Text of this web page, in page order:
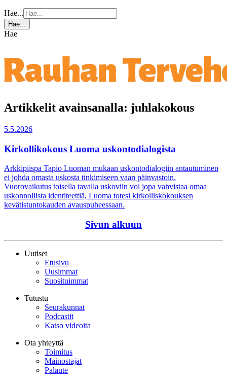
Hae...
Hae...
Hae
Artikkelit avainsanalla: juhlakokous
5.5.2026
Kirkollikokous Luoma uskontodialogista
Arkkipiispa Tapio Luoman mukaan uskontodialogiin antautuminen
ei johda omasta uskosta tinkimiseen vaan päinvastoin.
Vuorovaikutus toisella tavalla uskoviin voi jopa vahvistaa omaa
uskonnollista identiteettiä, Luoma totesi kirkolliskokouksen
kevätistuntokauden avauspuheessaan.
Sivun alkuun
Uutiset
Etusivu
Uusimmat
Suosituimmat
Tutustu
Seurakunnat
Podcastit
Katso videoita
Ota yhteyttä
Toimitus
Mainostajat
Palaute